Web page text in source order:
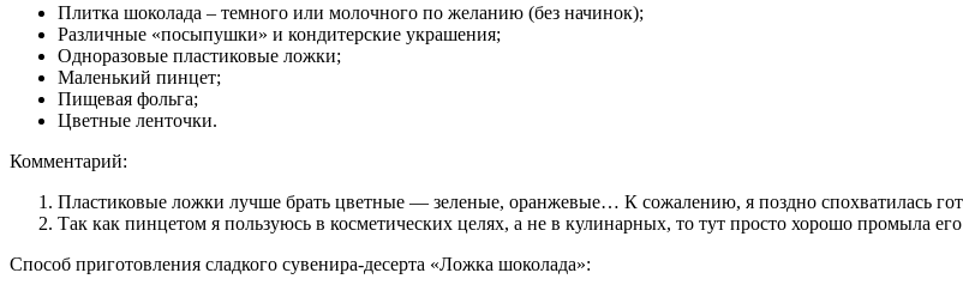
Плитка шоколада – темного или молочного по желанию (без начинок);
Различные «посыпушки» и кондитерские украшения;
Одноразовые пластиковые ложки;
Маленький пинцет;
Пищевая фольга;
Цветные ленточки.
Комментарий:
Пластиковые ложки лучше брать цветные — зеленые, оранжевые… К сожалению, я поздно спохватилась
Так как пинцетом я пользуюсь в косметических целях, а не в кулинарных, то тут просто хорошо промыла
Способ приготовления сладкого сувенира-десерта «Ложка шоколада»: